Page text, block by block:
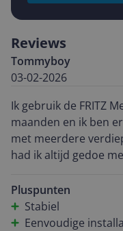
Reviews
Tommyboy
03-02-2026
Ik gebruik de FRITZ
maanden en ik ben
met meerdere
had ik altijd gedoe
tri band snelheid tot
soepel draaien zelfs
gegamed en
Pluspunten
Stabiel
Eenvoudige